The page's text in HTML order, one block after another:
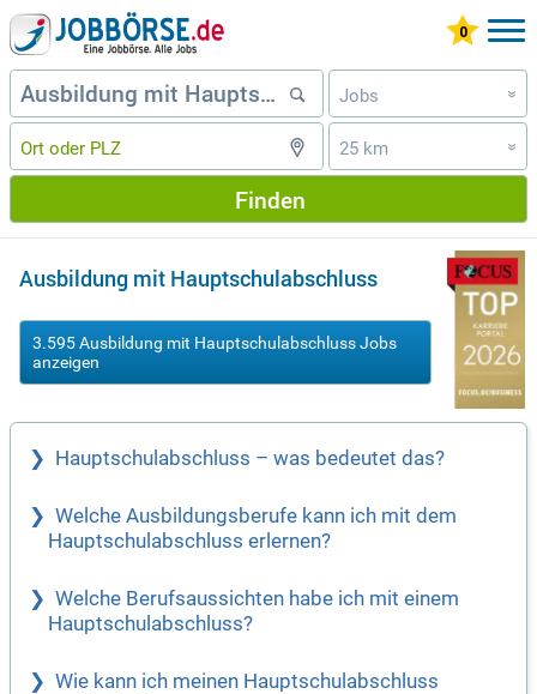
Jobs »
25 km »
Finden
Ausbildung mit Hauptschulabschluss
3.595 Ausbildung mit Hauptschulabschluss Jobs
anzeigen
Hauptschulabschluss – was bedeutet das?
Welche Ausbildungsberufe kann ich mit dem
Hauptschulabschluss erlernen?
Welche Berufsaussichten habe ich mit einem
Hauptschulabschluss?
Wie kann ich meinen Hauptschulabschluss